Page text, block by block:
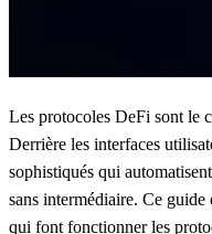
Les protocoles DeFi sont le
Derrière les interfaces
sophistiqués qui
sans intermédiaire. Ce
qui font fonctionner les